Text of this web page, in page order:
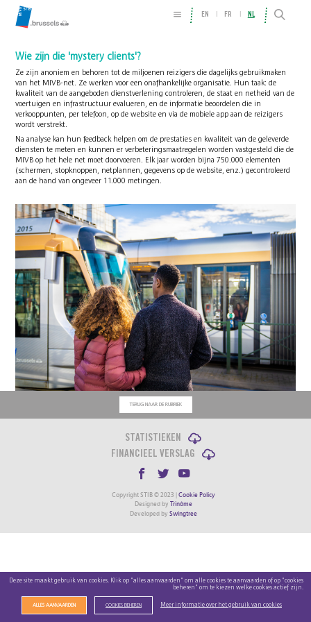
EN FR NL
Wie zijn die 'mystery clients'?
Ze zijn anoniem en behoren tot de miljoenen reizigers die dagelijks gebruikmaken
van het MIVB-net. Ze werken voor een onafhankelijke organisatie. Hun taak: de
kwaliteit van de aangeboden dienstverlening controleren, de staat en netheid van de
voertuigen en infrastructuur evalueren, en de informatie beoordelen die in
verkooppunten, per telefoon, op de website en via de mobiele app aan de reizigers
wordt verstrekt.
Na analyse kan hun feedback helpen om de prestaties en kwaliteit van de geleverde
diensten te meten en kunnen er verbeteringsmaatregelen worden vastgesteld die de
MIVB op het hele net moet doorvoeren. Elk jaar worden bijna 750.000 elementen
(schermen, stopknoppen, netplannen, gegevens op de website, enz.) gecontroleerd
aan de hand van ongeveer 11.000 metingen.
TERUG NAAR DE RUBRIEK
STATISTIEKEN
FINANCIEEL VERSLAG
Copyright STIB © 2023 | Cookie Policy
Designed by Trinôme
Developed by Swingtree
Deze site maakt gebruik van cookies. Klik op "alles aanvaarden" om alle cookies te aanvaarden of op "cookies
beheren" om te kiezen welke cookies actief zijn.
ALLES AANVAARDEN COOKIES BEHEREN Meer informatie over het gebruik van cookies